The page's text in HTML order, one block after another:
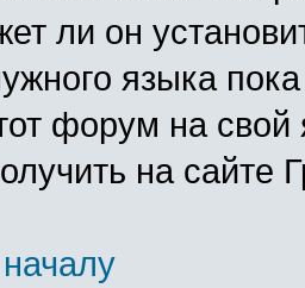
ли он
языка
форум на
на сайте